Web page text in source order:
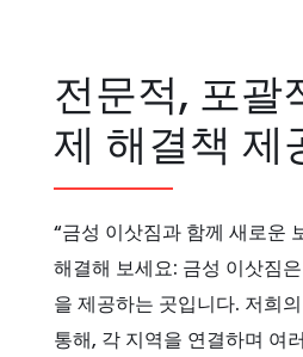
전문적, 포괄
제 해결책 제
“금성 이삿짐과 함께 새로운
해결해 보세요: 금성 이삿짐
을 제공하는 곳입니다. 저희
통해, 각 지역을 연결하며 여